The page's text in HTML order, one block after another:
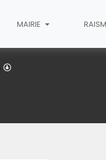
MAIRIE